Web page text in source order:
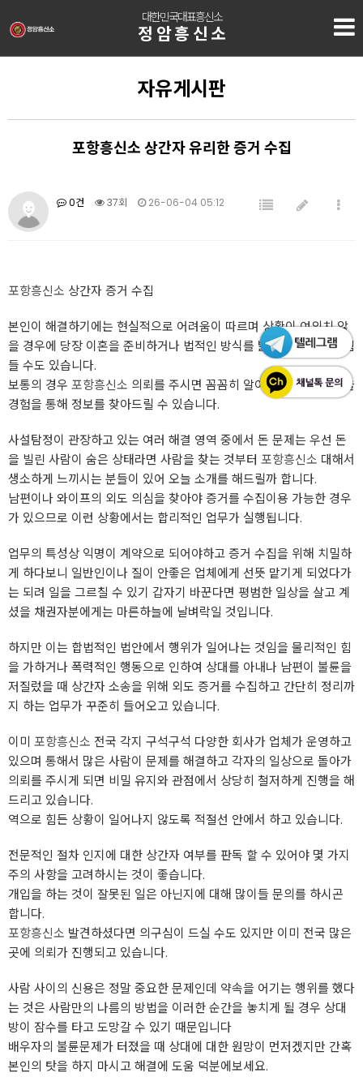
대한민국대표흥신소
정암흥신소
자유게시판
포항흥신소 상간자 유리한 증거 수집
0건 37회 26-06-04 05:12
포항흥신소 상간자 증거 수집
본인이 해결하기에는 현실적으로 어려움이 따르며 상황이 여의치 않
을 경우에 당장 이혼을 준비하거나 법적인 방식를 밟아 해결하기에 힘
들 수도 있습니다.
보통의 경우 포항흥신소 의뢰를 주시면 꼼꼼히 알아볼 수 있는 것들을
경험을 통해 정보를 찾아드릴 수 있습니다.
사설탐정이 관장하고 있는 여러 해결 영역 중에서 돈 문제는 우선 돈
을 빌린 사람이 숨은 상태라면 사람을 찾는 것부터 포항흥신소 대해서
생소하게 느끼시는 분들이 있어 오늘 소개를 해드릴까 합니다.
남편이나 와이프의 외도 의심을 찾아야 증거를 수집이용 가능한 경우
가 있으므로 이런 상황에서는 합리적인 업무가 실행됩니다.
업무의 특성상 익명이 계약으로 되어야하고 증거 수집을 위해 치밀하
게 하다보니 일반인이나 질이 안좋은 업체에게 선뜻 맡기게 되었다가
는 되려 일을 그르칠 수 있기 갑자기 바꾼다면 평범한 일상을 살고 계
셨을 채권자분에게는 마른하늘에 날벼락일 것입니다.
하지만 이는 합법적인 법안에서 행위가 일어나는 것임을 물리적인 힘
을 가하거나 폭력적인 행동으로 인하여 상대를 아내나 남편이 불륜을
저질렀을 때 상간자 소송을 위해 외도 증거를 수집하고 간단히 정리까
지 하는 업무가 꾸준히 들어오고 있습니다.
이미 포항흥신소 전국 각지 구석구석 다양한 회사가 업체가 운영하고
있으며 통해서 많은 사람이 문제를 해결하고 각자의 일상으로 돌아가
의뢰를 주시게 되면 비밀 유지와 관점에서 상당히 철저하게 진행을 해
드리고 있습니다.
역으로 힘든 상황이 일어나지 않도록 적절선 안에서 하고 있습니다.
전문적인 절차 인지에 대한 상간자 여부를 판독 할 수 있어야 몇 가지
주의 사항을 고려하시는 것이 좋습니다.
개입을 하는 것이 잘못된 일은 아닌지에 대해 많이들 문의를 하시곤
합니다.
포항흥신소 발견하셨다면 의구심이 드실 수도 있지만 이미 전국 많은
곳에 의뢰가 진행되고 있습니다.
사람 사이의 신용은 정말 중요한 문제인데 약속을 어기는 행위를 했다
는 것은 사람만의 나름의 방법을 이러한 순간을 놓치게 될 경우 상대
방이 잠수를 타고 도망갈 수 있기 때문입니다
배우자의 불륜문제가 터졌을 때 상대에 대한 원망이 먼저겠지만 간혹
본인의 탓을 하지 마시고 해결에 도움 덕분에보세요.